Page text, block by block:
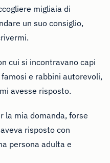
migliaia di
un suo consiglio,
cui si incontravano capi
e rabbini autorevoli,
avesse risposto.
la mia domanda, forse
risposto con
persona adulta e